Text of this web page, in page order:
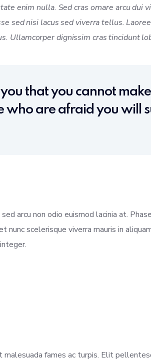
enim nulla. Sed cras ornare arcu dui
sed nisi lacus sed viverra tellus.
Ullamcorper dignissim cras tincidunt
that you cannot
are afraid you will
arcu non odio euismod lacinia at.
scelerisque viverra mauris in
fames ac turpis. Elit